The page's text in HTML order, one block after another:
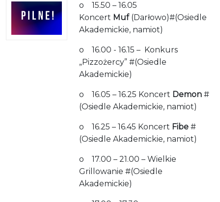
o 15.50 – 16.05
Koncert Muf (Darłowo)#(Osiedle
Akademickie, namiot)
o 16.00 - 16.15 – Konkurs
„Pizzożercy” #(Osiedle
Akademickie)
o 16.05 – 16.25 Koncert Demon#
(Osiedle Akademickie, namiot)
o 16.25 – 16.45 Koncert Fibe#
(Osiedle Akademickie, namiot)
o 17.00 – 21.00 – Wielkie
Grillowanie #(Osiedle
Akademickie)